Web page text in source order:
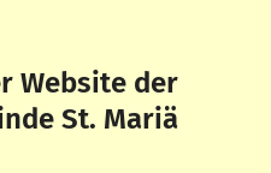
Website der
St. Mariä